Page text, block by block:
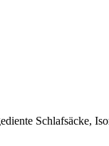
Schlafsäcke,